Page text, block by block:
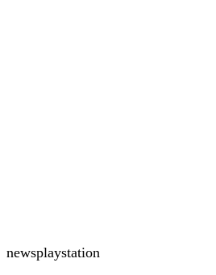
newsplaystation